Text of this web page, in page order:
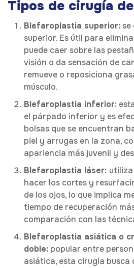
Tipos de cirugía
Blefaroplastia superior: se
superior. Es útil para
puede caer sobre las
visión o da sensación de
remueve o reposiciona
músculo.
Blefaroplastia inferior:
el párpado inferior y es
bolsas que se encuentran
piel y arrugas en la zona,
apariencia más juvenil y
Blefaroplastia láser:
hacer los cortes y
de los ojos, lo que implica
tiempo de recuperación
comparación con las
Blefaroplastia asiática o
doble: popular entre
asiática, esta cirugía busca